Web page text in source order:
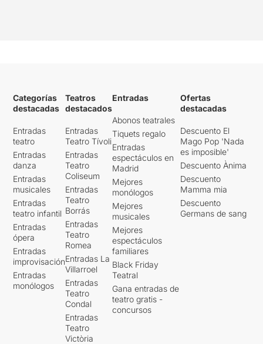
Categorías
destacadas
Entradas
teatro
Entradas
danza
Entradas
musicales
Entradas
teatro infantil
Entradas
ópera
Entradas
improvisación
Entradas
monólogos
Teatros
destacados
Entradas
Teatro Tívoli
Entradas
Teatro
Coliseum
Entradas
Teatro
Borrás
Entradas
Teatro
Romea
Entradas La
Villarroel
Entradas
Teatro
Condal
Entradas
Teatro
Victòria
Entradas
Abonos teatrales
Tiquets regalo
Entradas
espectáculos en
Madrid
Mejores
monólogos
Mejores
musicales
Mejores
espectáculos
familiares
Black Friday
Teatral
Gana entradas de
teatro gratis -
concursos
Ofertas
destacadas
Descuento El
Mago Pop 'Nada
es imposible'
Descuento Ànima
Descuento
Mamma mia
Descuento
Germans de sang